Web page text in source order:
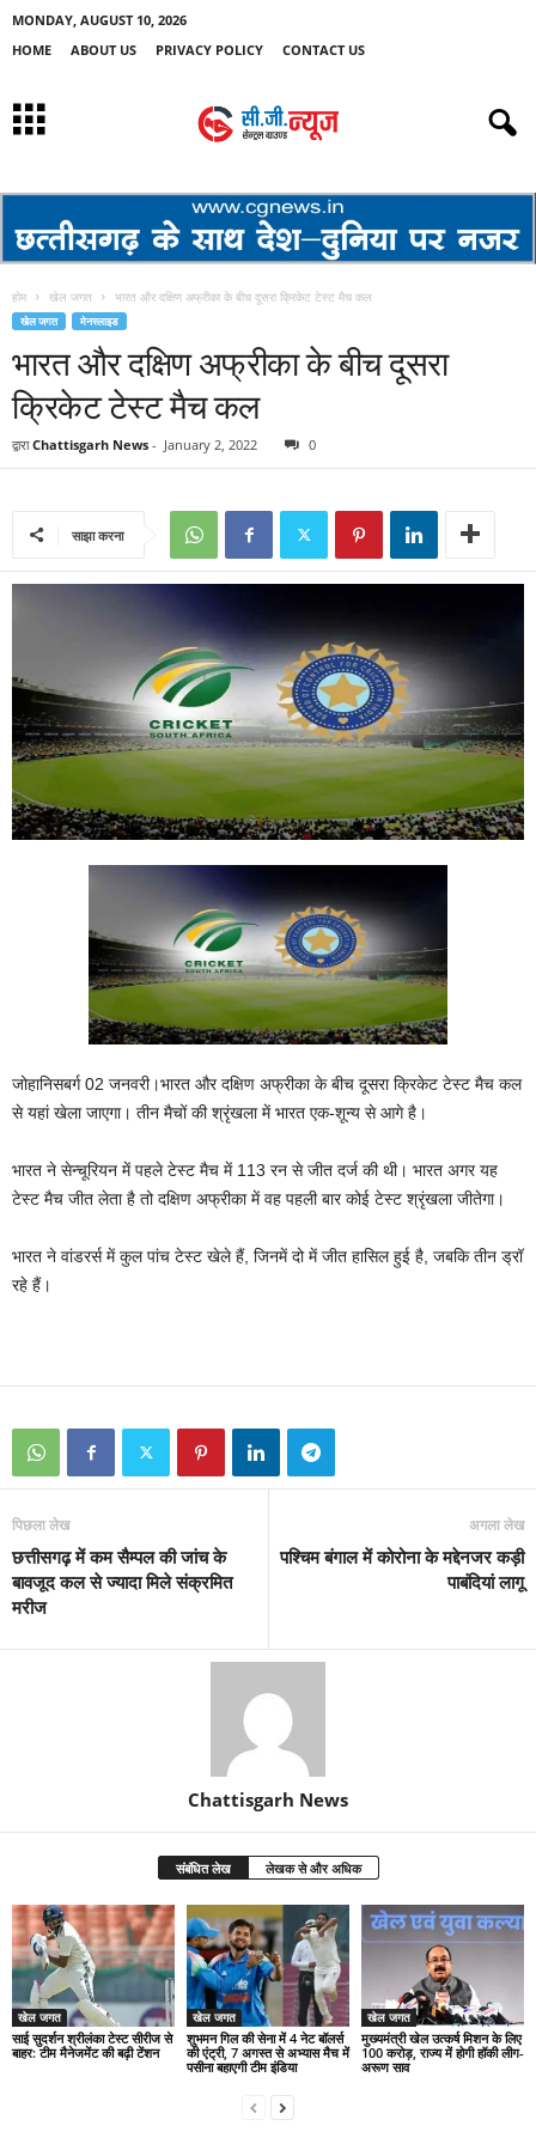
MONDAY, AUGUST 10, 2026
HOME
ABOUT US PRIVACY POLICY CONTACT US
होम खेल जगत भारत और दक्षिण अफ्रीका के बीच दूसरा क्रिकेट टेस्ट मैच कल
खेल जगत मेनस्लाइड
भारत और दक्षिण अफ्रीका के बीच दूसरा
क्रिकेट टेस्ट मैच कल
द्वारा Chattisgarh News - January 2, 2022 0
साझा करना
जोहानिसबर्ग 02 जनवरी।भारत और दक्षिण अफ्रीका के बीच दूसरा क्रिकेट टेस्ट मैच कल
से यहां खेला जाएगा। तीन मैचों की श्रृंखला में भारत एक-शून्य से आगे है।
भारत ने सेन्‍चूरियन में पहले टेस्‍ट मैच में 113 रन से जीत दर्ज की थी। भारत अगर यह
टेस्ट मैच जीत लेता है तो दक्षिण अफ्रीका में वह पहली बार कोई टेस्‍ट श्रृंखला जीतेगा।
भारत ने वांडरर्स में कुल पांच टेस्‍ट खेले हैं, जिनमें दो में जीत हासिल हुई है, जबकि तीन ड्रॉ
रहे हैं।
पिछला लेख
छत्तीसगढ़ में कम सैम्पल की जांच के
बावजूद कल से ज्यादा मिले संक्रमित
मरीज
अगला लेख
पश्चिम बंगाल में कोरोना के मद्देनजर कड़ी
पाबंदियां लागू
Chattisgarh News
संबंधित लेख लेखक से और अधिक
खेल जगत
साई सुदर्शन श्रीलंका टेस्ट सीरीज से
बाहर: टीम मैनेजमेंट की बढ़ी टेंशन
खेल जगत
शुभमन गिल की सेना में 4 नेट बॉलर्स
की एंट्री, 7 अगस्त से अभ्यास मैच में
पसीना बहाएगी टीम इंडिया
खेल जगत
मुख्यमंत्री खेल उत्कर्ष मिशन के लिए
100 करोड़, राज्य में होगी हॉकी लीग-
अरूण साव